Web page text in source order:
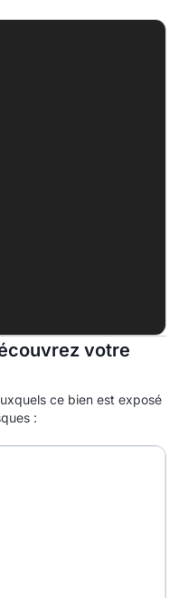
votre
ce bien est exposé
: